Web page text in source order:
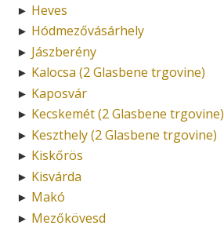
► Heves
► Hódmezővásárhely
► Jászberény
► Kalocsa (2 Glasbene trgovine)
► Kaposvár
► Kecskemét (2 Glasbene trgovine)
► Keszthely (2 Glasbene trgovine)
► Kiskőrös
► Kisvárda
► Makó
► Mezőkövesd